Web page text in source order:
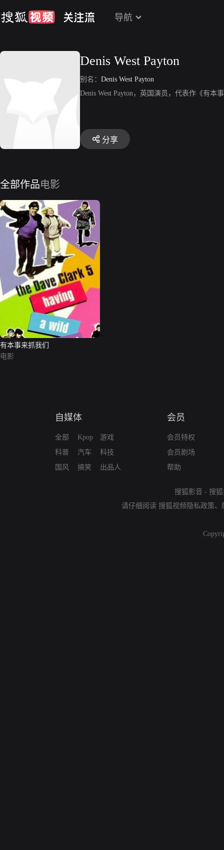
导航
Denis West Payton
别名： Denis West Payton
Denis West Payton，英国演员，代表作《有本
分享
全部作品电影
有本事来抓我们
电影
自媒体
全部
科普
国风
Kpop
汽车
搞笑
游戏
科技
出品人
会员
会员特权
会员剧场
帮助
搜狐影音 - 搜
请仔细阅读 搜狐视频隐私政策、